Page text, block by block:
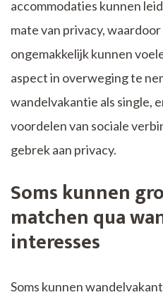
accommodaties kunnen
mate van privacy,
ongemakkelijk kunnen
aspect in overweging te
wandelvakantie als single,
voordelen van sociale
gebrek aan privacy.
Soms kunnen
matchen qua
interesses
Soms kunnen